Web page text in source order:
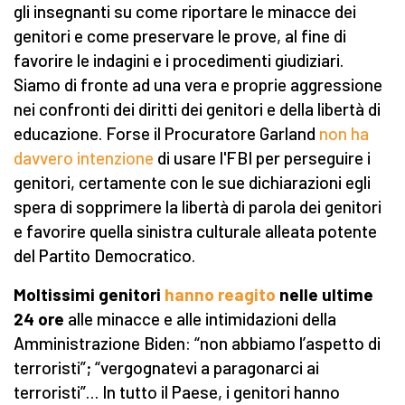
gli insegnanti su come riportare le minacce dei
genitori e come preservare le prove, al fine di
favorire le indagini e i procedimenti giudiziari.
Siamo di fronte ad una vera e proprie aggressione
nei confronti dei diritti dei genitori e della libertà di
educazione. Forse il Procuratore Garland non ha
davvero intenzione di usare l'FBI per perseguire i
genitori, certamente con le sue dichiarazioni egli
spera di sopprimere la libertà di parola dei genitori
e favorire quella sinistra culturale alleata potente
del Partito Democratico.
Moltissimi genitori hanno reagito nelle ultime
24 ore alle minacce e alle intimidazioni della
Amministrazione Biden: “non abbiamo l’aspetto di
terroristi”; “vergognatevi a paragonarci ai
terroristi”… In tutto il Paese, i genitori hanno